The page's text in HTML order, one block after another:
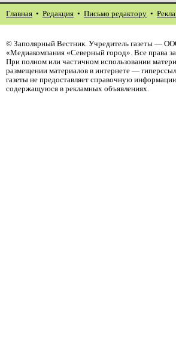
Главная • Редакция • Письмо редактору •
© Заполярный Вестник. Учредитель газеты —
«Медиакомпания «Северный город». Все права
При полном или частичном использовании
размещении материалов в интернете —
газеты не предоставляет справочную
содержащуюся в рекламных объявлениях.